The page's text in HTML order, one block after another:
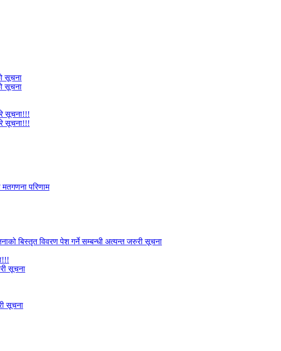
सूचना
सूचना
सूचना!!!
सूचना!!!
परिणाम
बिस्तृत विवरण पेश गर्ने सम्बन्धी अत्यन्त जरुरी सूचना
सूचना
सूचना